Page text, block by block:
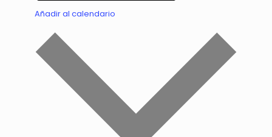
Añadir al calendario